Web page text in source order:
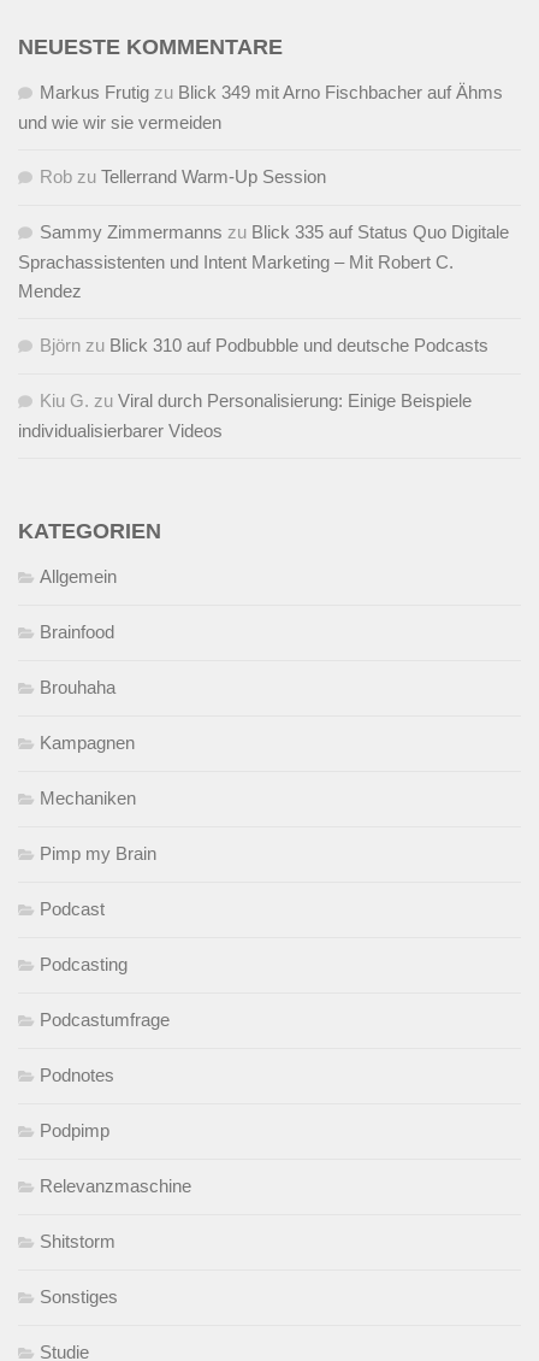
NEUESTE KOMMENTARE
Markus Frutig zu Blick 349 mit Arno Fischbacher auf Ähms
und wie wir sie vermeiden
Rob zu Tellerrand Warm-Up Session
Sammy Zimmermanns zu Blick 335 auf Status Quo Digitale
Sprachassistenten und Intent Marketing – Mit Robert C.
Mendez
Björn zu Blick 310 auf Podbubble und deutsche Podcasts
Kiu G. zu Viral durch Personalisierung: Einige Beispiele
individualisierbarer Videos
KATEGORIEN
Allgemein
Brainfood
Brouhaha
Kampagnen
Mechaniken
Pimp my Brain
Podcast
Podcasting
Podcastumfrage
Podnotes
Podpimp
Relevanzmaschine
Shitstorm
Sonstiges
Studie